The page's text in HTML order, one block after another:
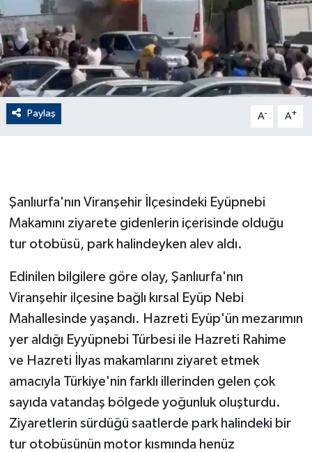
Paylaş A- A+
Şanlıurfa'nın Viranşehir İlçesindeki Eyüpnebi
Makamını ziyarete gidenlerin içerisinde olduğu
tur otobüsü, park halindeyken alev aldı.
Edinilen bilgilere göre olay, Şanlıurfa'nın
Viranşehir ilçesine bağlı kırsal Eyüp Nebi
Mahallesinde yaşandı. Hazreti Eyüp'ün mezarımın
yer aldığı Eyyüpnebi Türbesi ile Hazreti Rahime
ve Hazreti İlyas makamlarını ziyaret etmek
amacıyla Türkiye'nin farklı illerinden gelen çok
sayıda vatandaş bölgede yoğunluk oluşturdu.
Ziyaretlerin sürdüğü saatlerde park halindeki bir
tur otobüsünün motor kısmında henüz
Dünya
EĞİTİM
EKONOMİ
English News
Flaş Haber
Gayrimenkul
GÜNDEM
Güvenlik
İNSAN
İş Dünyası